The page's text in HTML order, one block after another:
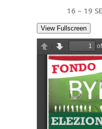
16 – 19
View Fullscreen